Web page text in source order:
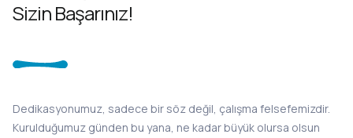
Sizin Başarınız!
Dedikasyonumuz, sadece bir söz değil, çalışma felsefemizdir.
Kurulduğumuz günden bu yana, ne kadar büyük olursa olsun